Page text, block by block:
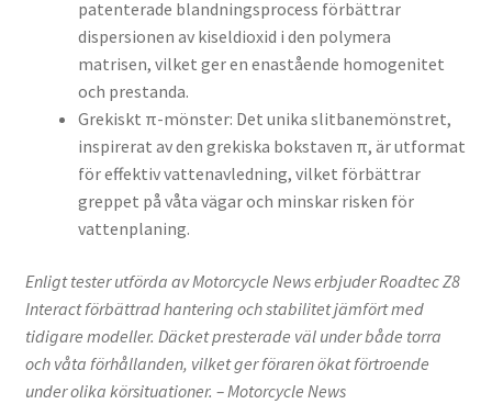
patenterade blandningsprocess förbättrar
dispersionen av kiseldioxid i den polymera
matrisen, vilket ger en enastående homogenitet
och prestanda.
Grekiskt π-mönster: Det unika slitbanemönstret,
inspirerat av den grekiska bokstaven π, är utformat
för effektiv vattenavledning, vilket förbättrar
greppet på våta vägar och minskar risken för
vattenplaning.
Enligt tester utförda av Motorcycle News erbjuder Roadtec Z8
Interact förbättrad hantering och stabilitet jämfört med
tidigare modeller. Däcket presterade väl under både torra
och våta förhållanden, vilket ger föraren ökat förtroende
under olika körsituationer. – Motorcycle News